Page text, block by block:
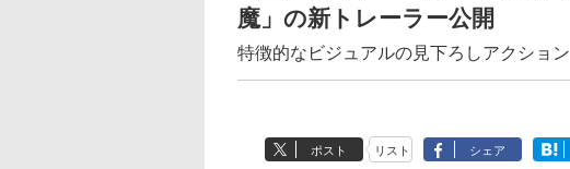
魔」の新トレーラー公開
特徴的なビジュアルの見下ろしアクション
ポスト リスト シェア